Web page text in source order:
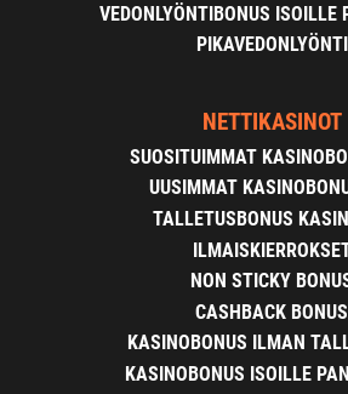
VEDONLYÖNTIBONUS ISOILLE
PIKAVEDONLYÖNTI
NETTIKASINOT
SUOSITUIMMAT
UUSIMMAT
TALLETUSBONUS
NON STICKY
CASHBACK BONUS
KASINOBONUS ILMAN
KASINOBONUS ISOILLE